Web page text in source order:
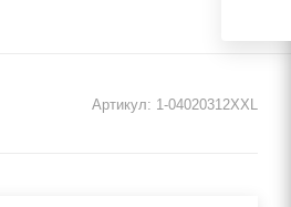
Артикул: 1-04020312XXL